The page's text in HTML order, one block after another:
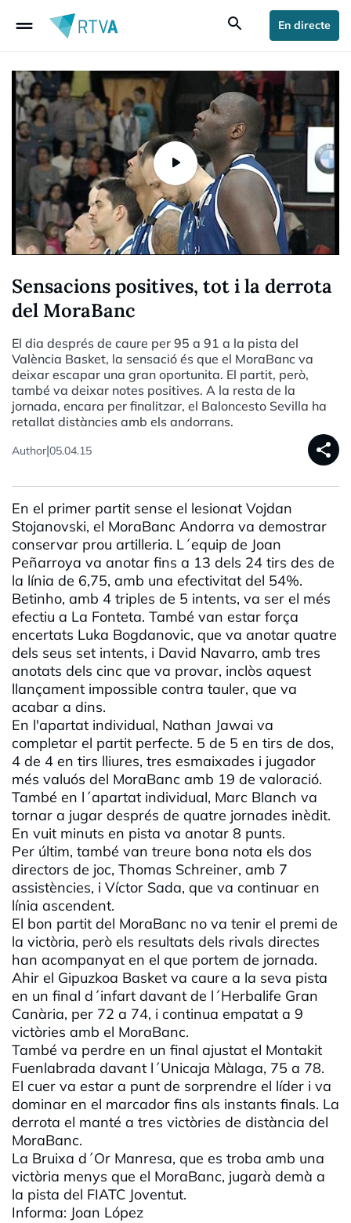
drag_handle search En directe
Sensacions positives, tot i la derrota
del MoraBanc
El dia després de caure per 95 a 91 a la pista del
València Basket, la sensació és que el MoraBanc va
deixar escapar una gran oportunita. El partit, però,
també va deixar notes positives. A la resta de la
jornada, encara per finalitzar, el Baloncesto Sevilla ha
retallat distàncies amb els andorrans.
Author|05.04.15 share
En el primer partit sense el lesionat Vojdan
Stojanovski, el MoraBanc Andorra va demostrar
conservar prou artilleria. L´equip de Joan
Peñarroya va anotar fins a 13 dels 24 tirs des de
la línia de 6,75, amb una efectivitat del 54%.
Betinho, amb 4 triples de 5 intents, va ser el més
efectiu a La Fonteta. També van estar força
encertats Luka Bogdanovic, que va anotar quatre
dels seus set intents, i David Navarro, amb tres
anotats dels cinc que va provar, inclòs aquest
llançament impossible contra tauler, que va
acabar a dins.
En l'apartat individual, Nathan Jawai va
completar el partit perfecte. 5 de 5 en tirs de dos,
4 de 4 en tirs lliures, tres esmaixades i jugador
més valuós del MoraBanc amb 19 de valoració.
També en l´apartat individual, Marc Blanch va
tornar a jugar després de quatre jornades inèdit.
En vuit minuts en pista va anotar 8 punts.
Per últim, també van treure bona nota els dos
directors de joc, Thomas Schreiner, amb 7
assistències, i Víctor Sada, que va continuar en
línia ascendent.
El bon partit del MoraBanc no va tenir el premi de
la victòria, però els resultats dels rivals directes
han acompanyat en el que portem de jornada.
Ahir el Gipuzkoa Basket va caure a la seva pista
en un final d´infart davant de l´Herbalife Gran
Canària, per 72 a 74, i continua empatat a 9
victòries amb el MoraBanc.
També va perdre en un final ajustat el Montakit
Fuenlabrada davant l´Unicaja Màlaga, 75 a 78.
El cuer va estar a punt de sorprendre el líder i va
dominar en el marcador fins als instants finals. La
derrota el manté a tres victòries de distància del
MoraBanc.
La Bruixa d´Or Manresa, que es troba amb una
victòria menys que el MoraBanc, jugarà demà a
la pista del FIATC Joventut.
Informa: Joan López